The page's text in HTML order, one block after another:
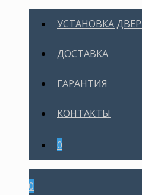
УСТАНОВКА
ДОСТАВКА
ГАРАНТИЯ
КОНТАКТЫ
0
0